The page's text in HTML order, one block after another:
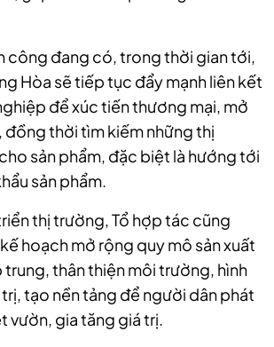
công đang có, trong thời gian tới,
Hòa sẽ tiếp tục đẩy mạnh liên kết
để xúc tiến thương mại, mở
thời tìm kiếm những thị
sản phẩm, đặc biệt là hướng tới
sản phẩm.
thị trường, Tổ hợp tác cũng
hoạch mở rộng quy mô sản xuất
thân thiện môi trường, hình
tạo nền tảng để người dân phát
vườn, gia tăng giá trị.